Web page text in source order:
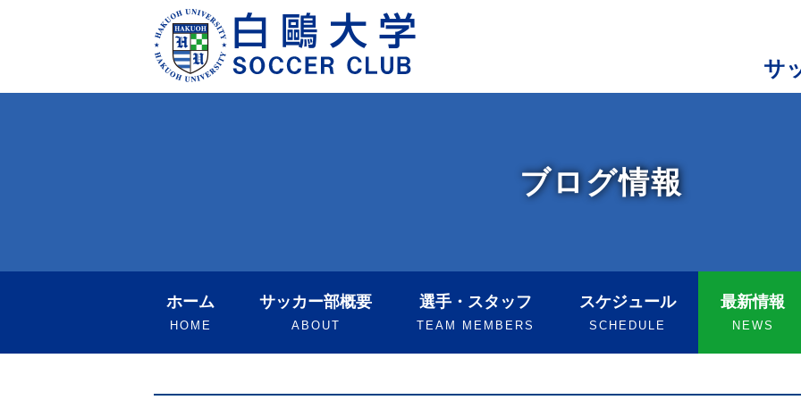
サ
ブログ情報
ホーム
HOME
サッカー部概要
ABOUT
選手・スタッフ
TEAM MEMBERS
スケジュール
SCHEDULE
最新情報
NEWS